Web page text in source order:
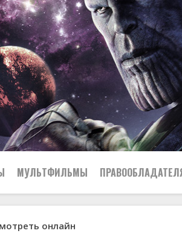
МУЛЬТФИЛЬМЫ
онлайн